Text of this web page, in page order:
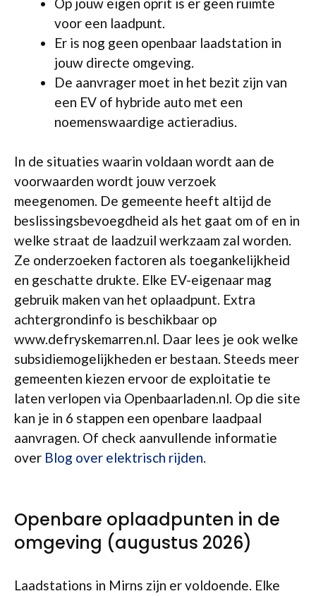
voor een laadpunt.
Er is nog geen openbaar laadstation in
jouw directe omgeving.
De aanvrager moet in het bezit zijn van
een EV of hybride auto met een
noemenswaardige actieradius.
In de situaties waarin voldaan wordt aan de
voorwaarden wordt jouw verzoek
meegenomen. De gemeente heeft altijd de
beslissingsbevoegdheid als het gaat om of en in
welke straat de laadzuil werkzaam zal worden.
Ze onderzoeken factoren als toegankelijkheid
en geschatte drukte. Elke EV-eigenaar mag
gebruik maken van het oplaadpunt. Extra
achtergrondinfo is beschikbaar op
www.defryskemarren.nl. Daar lees je ook welke
subsidiemogelijkheden er bestaan. Steeds meer
gemeenten kiezen ervoor de exploitatie te
laten verlopen via Openbaarladen.nl. Op die site
kan je in 6 stappen een openbare laadpaal
aanvragen. Of check aanvullende informatie
over Blog over elektrisch rijden.
Openbare oplaadpunten in de
omgeving (augustus 2026)
Laadstations in Mirns zijn er voldoende. Elke